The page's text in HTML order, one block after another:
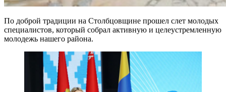
По доброй традиции на Столбцовщине прошел слет молодых
специалистов, который собрал активную и целеустремленную
молодежь нашего района.